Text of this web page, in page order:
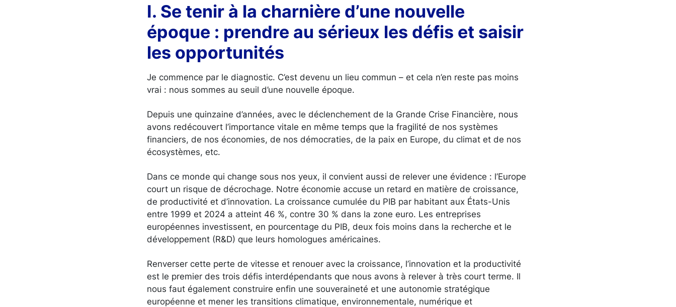
I. Se tenir à la charnière d’une nouvelle
époque : prendre au sérieux les défis et saisir
les opportunités
Je commence par le diagnostic. C’est devenu un lieu commun – et cela n’en reste pas moins
vrai : nous sommes au seuil d’une nouvelle époque.
Depuis une quinzaine d’années, avec le déclenchement de la Grande Crise Financière, nous
avons redécouvert l’importance vitale en même temps que la fragilité de nos systèmes
financiers, de nos économies, de nos démocraties, de la paix en Europe, du climat et de nos
écosystèmes, etc.
Dans ce monde qui change sous nos yeux, il convient aussi de relever une évidence : l’Europe
court un risque de décrochage. Notre économie accuse un retard en matière de croissance,
de productivité et d’innovation. La croissance cumulée du PIB par habitant aux États-Unis
entre 1999 et 2024 a atteint 46 %, contre 30 % dans la zone euro. Les entreprises
européennes investissent, en pourcentage du PIB, deux fois moins dans la recherche et le
développement (R&D) que leurs homologues américaines.
Renverser cette perte de vitesse et renouer avec la croissance, l’innovation et la productivité
est le premier des trois défis interdépendants que nous avons à relever à très court terme. Il
nous faut également construire enfin une souveraineté et une autonomie stratégique
européenne et mener les transitions climatique, environnementale, numérique et